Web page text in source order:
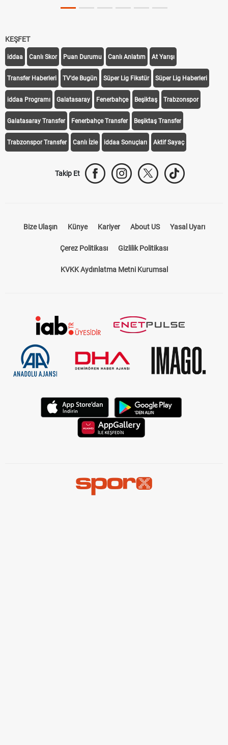
KEŞFET
iddaa Canlı Skor Puan Durumu Canlı Anlatım At Yarışı
Transfer Haberleri TV'de Bugün Süper Lig Fikstür Süper Lig Haberleri
iddaa Programı Galatasaray Fenerbahçe Beşiktaş Trabzonspor
Galatasaray Transfer Fenerbahçe Transfer Beşiktaş Transfer
Trabzonspor Transfer Canlı İzle iddaa Sonuçları Aktif Sayaç
Takip Et
Bize Ulaşın Künye Kariyer About US Yasal Uyarı
Çerez Politikası Gizlilik Politikası
KVKK Aydınlatma Metni Kurumsal